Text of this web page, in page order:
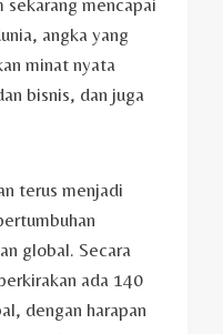
sekarang mencapai
angka yang
minat nyata
bisnis, dan juga
terus menjadi
global. Secara
ada 140
dengan harapan